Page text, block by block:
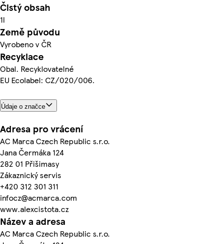
Čistý obsah
1l
Země původu
Vyrobeno v ČR
Recyklace
Obal. Recyklovatelné
EU Ecolabel: CZ/020/006.
Údaje o značce
Adresa pro vrácení
AC Marca Czech Republic s.r.o.
Jana Čermáka 124
282 01 Přišimasy
Zákaznický servis
+420 312 301 311
infocz@acmarca.com
www.alexcistota.cz
Název a adresa
AC Marca Czech Republic s.r.o.